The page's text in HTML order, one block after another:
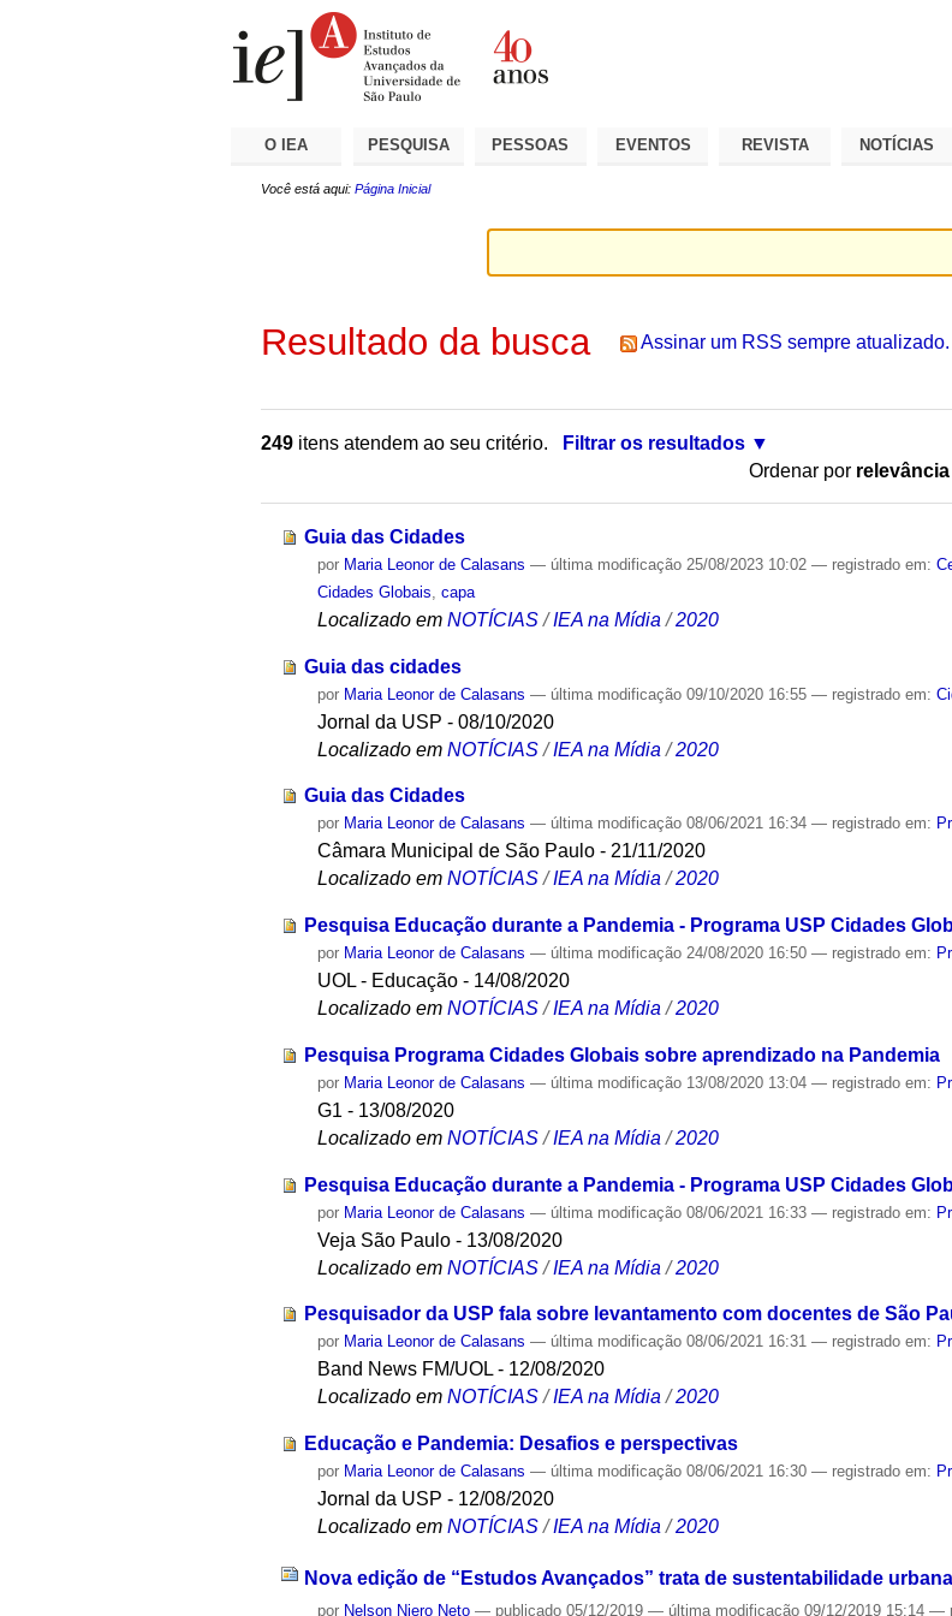
O IEA PESQUISA PESSOAS EVENTOS REVISTA NOTÍCIAS
Você está aqui: Página Inicial
Resultado da busca Assinar um RSS sempre atualizado.
249 itens atendem ao seu critério.
Filtrar os resultados
Ordenar por relevância
Guia das Cidades
por Maria Leonor de Calasans — última modificação 25/08/2023 10:02— registrado em:
Cidades Globais ,capa
Localizado em NOTÍCIAS /IEA na Mídia /2020
Guia das cidades
por Maria Leonor de Calasans — última modificação 09/10/2020 16:55— registrado em:
Jornal da USP - 08/10/2020
Localizado em NOTÍCIAS /IEA na Mídia /2020
Guia das Cidades
por Maria Leonor de Calasans — última modificação 08/06/2021 16:34— registrado em:
Câmara Municipal de São Paulo - 21/11/2020
Localizado em NOTÍCIAS /IEA na Mídia /2020
Pesquisa Educação durante a Pandemia - Programa USP Cidades
por Maria Leonor de Calasans — última modificação 24/08/2020 16:50— registrado em:
UOL - Educação - 14/08/2020
Localizado em NOTÍCIAS /IEA na Mídia /2020
Pesquisa Programa Cidades Globais sobre aprendizado na Pandemia
por Maria Leonor de Calasans — última modificação 13/08/2020 13:04— registrado em:
G1 - 13/08/2020
Localizado em NOTÍCIAS /IEA na Mídia /2020
Pesquisa Educação durante a Pandemia - Programa USP Cidades
por Maria Leonor de Calasans — última modificação 08/06/2021 16:33— registrado em:
Veja São Paulo - 13/08/2020
Localizado em NOTÍCIAS /IEA na Mídia /2020
Pesquisador da USP fala sobre levantamento com docentes de São
por Maria Leonor de Calasans — última modificação 08/06/2021 16:31— registrado em:
Band News FM/UOL - 12/08/2020
Localizado em NOTÍCIAS /IEA na Mídia /2020
Educação e Pandemia: Desafios e perspectivas
por Maria Leonor de Calasans — última modificação 08/06/2021 16:30— registrado em:
Jornal da USP - 12/08/2020
Localizado em NOTÍCIAS /IEA na Mídia /2020
Nova edição de “Estudos Avançados” trata de sustentabilidade
por Nelson Niero Neto — publicado 05/12/2019— última modificação 09/12/2019 15:14—